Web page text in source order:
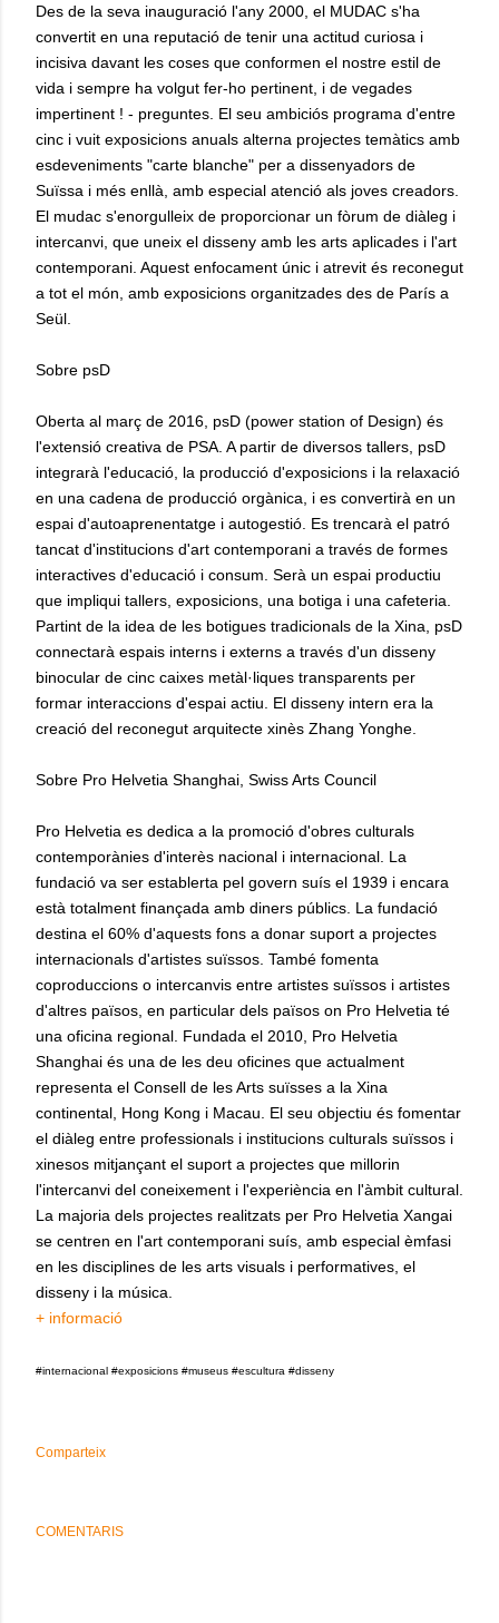
Des de la seva inauguració l'any 2000, el MUDAC s'ha
convertit en una reputació de tenir una actitud curiosa i
incisiva davant les coses que conformen el nostre estil de
vida i sempre ha volgut fer-ho pertinent, i de vegades
impertinent ! - preguntes. El seu ambiciós programa d'entre
cinc i vuit exposicions anuals alterna projectes temàtics amb
esdeveniments "carte blanche" per a dissenyadors de
Suïssa i més enllà, amb especial atenció als joves creadors.
El mudac s'enorgulleix de proporcionar un fòrum de diàleg i
intercanvi, que uneix el disseny amb les arts aplicades i l'art
contemporani. Aquest enfocament únic i atrevit és reconegut
a tot el món, amb exposicions organitzades des de París a
Seül.
Sobre psD
Oberta al març de 2016, psD (power station of Design) és
l'extensió creativa de PSA. A partir de diversos tallers, psD
integrarà l'educació, la producció d'exposicions i la relaxació
en una cadena de producció orgànica, i es convertirà en un
espai d'autoaprenentatge i autogestió. Es trencarà el patró
tancat d'institucions d'art contemporani a través de formes
interactives d'educació i consum. Serà un espai productiu
que impliqui tallers, exposicions, una botiga i una cafeteria.
Partint de la idea de les botigues tradicionals de la Xina, psD
connectarà espais interns i externs a través d'un disseny
binocular de cinc caixes metàl·liques transparents per
formar interaccions d'espai actiu. El disseny intern era la
creació del reconegut arquitecte xinès Zhang Yonghe.
Sobre Pro Helvetia Shanghai, Swiss Arts Council
Pro Helvetia es dedica a la promoció d'obres culturals
contemporànies d'interès nacional i internacional. La
fundació va ser establerta pel govern suís el 1939 i encara
està totalment finançada amb diners públics. La fundació
destina el 60% d'aquests fons a donar suport a projectes
internacionals d'artistes suïssos. També fomenta
coproduccions o intercanvis entre artistes suïssos i artistes
d'altres països, en particular dels països on Pro Helvetia té
una oficina regional. Fundada el 2010, Pro Helvetia
Shanghai és una de les deu oficines que actualment
representa el Consell de les Arts suïsses a la Xina
continental, Hong Kong i Macau. El seu objectiu és fomentar
el diàleg entre professionals i institucions culturals suïssos i
xinesos mitjançant el suport a projectes que millorin
l'intercanvi del coneixement i l'experiència en l'àmbit cultural.
La majoria dels projectes realitzats per Pro Helvetia Xangai
se centren en l'art contemporani suís, amb especial èmfasi
en les disciplines de les arts visuals i performatives, el
disseny i la música.
+ informació
#internacional #exposicions #museus #escultura #disseny
Comparteix
COMENTARIS